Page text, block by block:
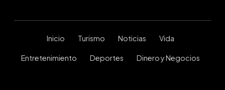
Inicio Turismo Noticias Vida
Entretenimiento Deportes Dinero y Negocios